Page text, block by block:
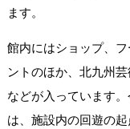
ます。
館内にはショップ、
ントのほか、北九州
などが入っています
は、施設内の回遊の